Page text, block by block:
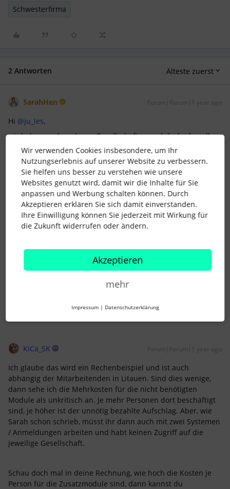
Schwesterfirma
2 Antworten Älteste zuerst
SarahHen Forum|Forum|1 year ago
Hi ​ @ju_les,
wir haben auch mehrere Gesellschaften und die laufen alle
über den selben Vertrag. Dadurch haben sie auch
theoretisch Zugriff auf alle add-ons, nutzen aber nicht alles
für jede. zB die Lohnbuchhaltung ist bei einer Gesellschaft im
Ausland für uns nicht relevant und dann ignorieren wir das
einfach da.
Andere Featues die nicht für alle relevant sind, steuern wir
über die Zugriffsrechte.
Ein zweiter Vertrag wäre für uns in jedem Fall teurer und
Mitarbeitenden in einem System haben wollen.
Viele Grüße
KiCa_SK Forum|Forum|1 year ago
Ich glaube das wird ein Rechenbeispiel und ist auch
abhängig der Mitarbeitenden in Litauen. Sind dies wenige,
dann sehe ich die Mehrkosten für die nicht benötigten
Module als unkritisch an. Je mehr Personen dort beschäftigt
sind, je höher ist der unnötig bezahlte Aufschlag. Aber, wie
Sarah schon schrieb, müsst ihr dann auch mit zwei Systemen
/ Anmeldungen arbeiten und habt keinen Zugriff auf die
jeweilige Gesellschaft.
Schau doch mal in deine Rechnung, wie hoch die Kosten je
Person für die Zusatzmodule sind, dann kannst du
Wir verwenden Cookies insbesondere, um Ihr
Nutzungserlebnis auf unserer Website zu verbessern.
Sie helfen uns besser zu verstehen wie unsere
Websites genutzt wird, damit wir die Inhalte für Sie
anpassen und Werbung schalten können. Durch
Akzeptieren erklären Sie sich damit einverstanden.
Ihre Einwilligung können Sie jederzeit mit Wirkung für
die Zukunft widerrufen oder ändern.
Akzeptieren
mehr
Impressum | Datenschutzerklärung